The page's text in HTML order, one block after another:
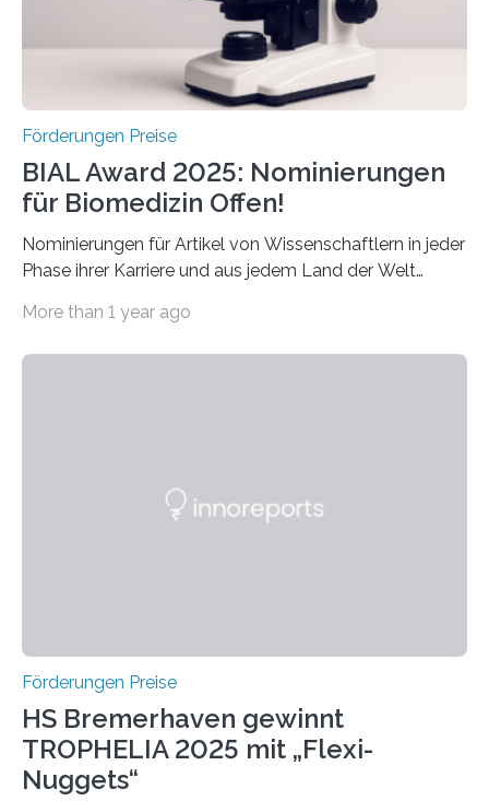
hochrangige wissenschaftliche Publikation zum Thema
Förderungen Preise
BIAL Award 2025: Nominierungen
für Biomedizin Offen!
Nominierungen für Artikel von Wissenschaftlern in jeder
Phase ihrer Karriere und aus jedem Land der Welt
Leben gerufen, um die bemerkenswertesten
Foundation, des BIAL Award in Biomedicine ist in
More than 1 year ago
Förderungen Preise
HS Bremerhaven gewinnt
TROPHELIA 2025 mit „Flexi-
Nuggets“